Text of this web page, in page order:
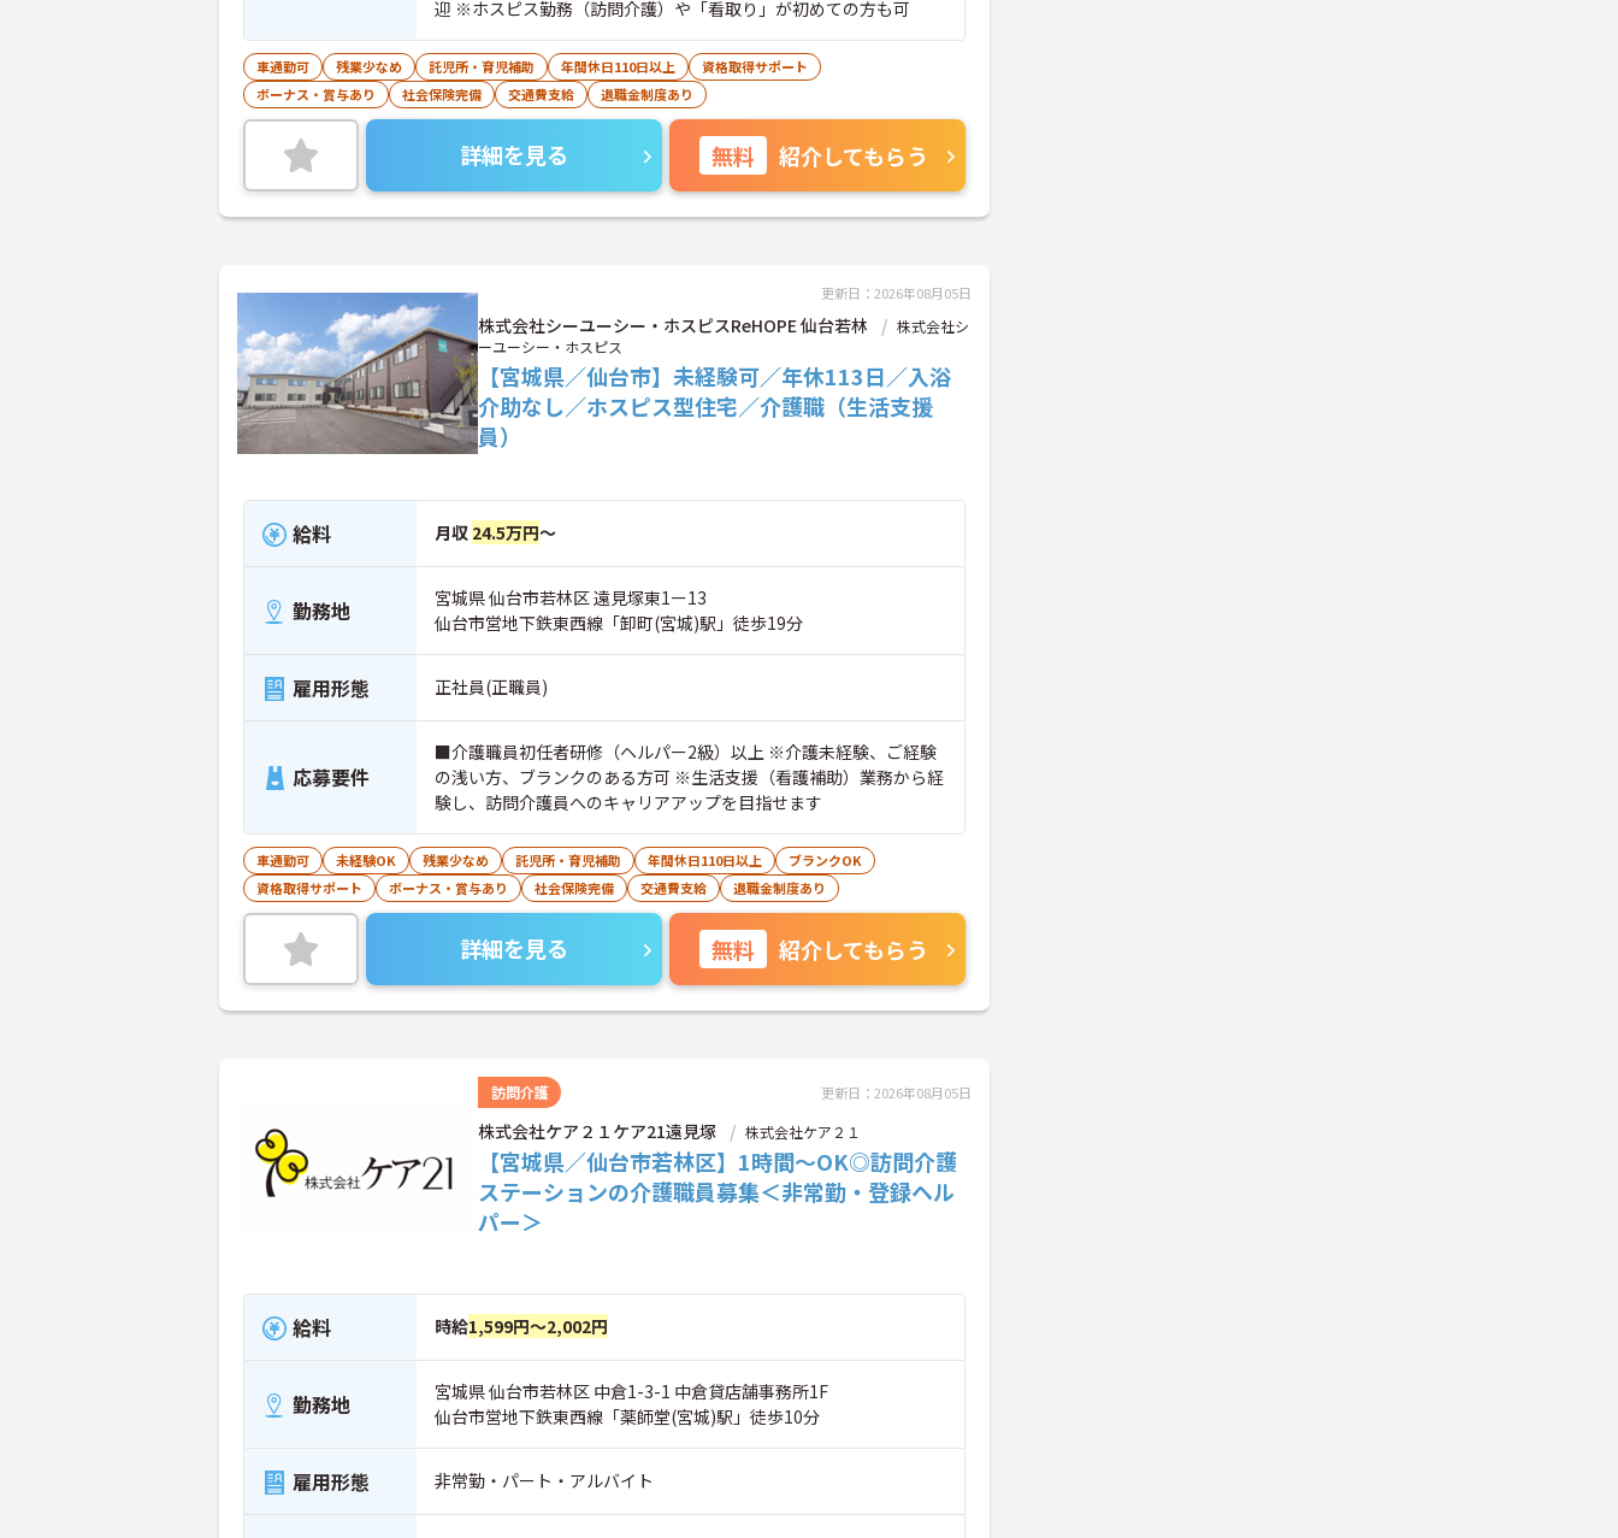
迎 ※ホスピス勤務（訪問介護）や「看取り」が初めての方も可
車通勤可 残業少なめ 託児所・育児補助 年間休日110日以上
資格取得サポート
ボーナス・賞与あり
社会保険完備 交通費支給 退職金制度あり
詳細を見る 無料 紹介してもらう
更新日：2026年08月05日
株式会社シーユーシー・ホスピスReHOPE 仙台若林
株式会社シ
ーユーシー・ホスピス
【宮城県／仙台市】未経験可／年休113日／入浴
介助なし／ホスピス型住宅／介護職（生活支援
員）
給料 月収 24.5万円～
勤務地
宮城県 仙台市若林区 遠見塚東1ー13
仙台市営地下鉄東西線「卸町(宮城)駅」徒歩19分
雇用形態 正社員(正職員)
応募要件
■介護職員初任者研修（ヘルパー2級）以上 ※介護未経験、ご経験
の浅い方、ブランクのある方可 ※生活支援（看護補助）業務から経
験し、訪問介護員へのキャリアアップを目指せます
車通勤可 未経験OK 残業少なめ 託児所・育児補助 年間休日110日以上
ブランクOK
資格取得サポート
ボーナス・賞与あり 社会保険完備 交通費支給 退職金制度あり
詳細を見る 無料 紹介してもらう
訪問介護 更新日：2026年08月05日
株式会社ケア２１ケア21遠見塚 株式会社ケア２１
【宮城県／仙台市若林区】1時間～OK◎訪問介護
ステーションの介護職員募集＜非常勤・登録ヘル
パー＞
給料 時給1,599円～2,002円
勤務地
宮城県 仙台市若林区 中倉1-3-1 中倉貸店舗事務所1F
仙台市営地下鉄東西線「薬師堂(宮城)駅」徒歩10分
雇用形態 非常勤・パート・アルバイト